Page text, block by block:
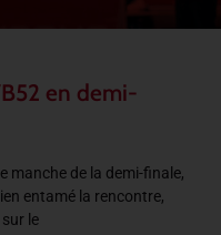
en demi-
manche de la demi-finale,
entamé la rencontre,
le